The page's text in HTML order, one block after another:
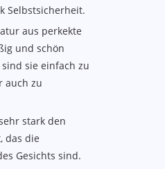
Selbstsicherheit.
aus perkekte
und schön
sie einfach zu
auch zu
stark den
das die
Gesichts sind.